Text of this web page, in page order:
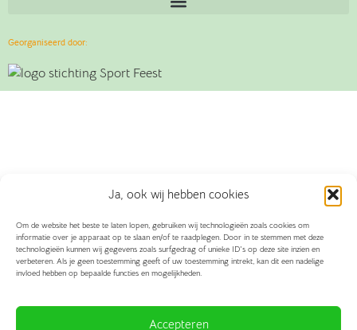
Ja, ook wij hebben cookies
Om de website het beste te laten lopen, gebruiken wij technologieën zoals cookies om
informatie over je apparaat op te slaan en/of te raadplegen. Door in te stemmen met deze
technologieën kunnen wij gegevens zoals surfgedrag of unieke ID's op deze site inzien en
verbeteren. Als je geen toestemming geeft of uw toestemming intrekt, kan dit een nadelige
invloed hebben op bepaalde functies en mogelijkheden.
Accepteren
Georganiseerd door: